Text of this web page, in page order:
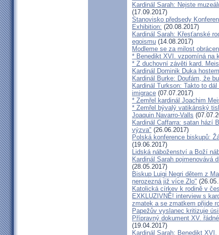
Kardinál Sarah: Nejste
(17.09.2017)
Stanovisko předsedy
Exhibition: (20.08.2017)
Kardinál Sarah: Křesťanské
egoismu (14.08.2017)
Modleme se za milost
* Benedikt XVI. vzpomíná na
* Z duchovní závěti kard.
Kardinál Dominik Duka
Kardinál Burke: Doufám, že
Kardinál Turkson: Takto to
imigrace (07.07.2017)
* Zemřel kardinál Joachim
* Zemřel bývalý vatikánský
Joaquin Navarro-Valls
Kardinál Caffarra: satan hází
výzva" (26.06.2017)
Polská konference biskupů:
(19.06.2017)
Lidská náboženství a Boží
Kardinál Sarah pojmenovává
(28.05.2017)
Biskup Luigi Negri dětem z
nerozezná již více Zlo"
Katolická církev k rodině v
EXKLUZIVNĚ! interview s
zmatek a se zmatkem přijde
Papežův vyslanec kritizuje
Přípravný dokument XV.
(19.04.2017)
Kardinál Sarah: Benedikt